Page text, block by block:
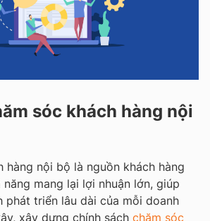
sóc khách hàng nội
hàng nội bộ là nguồn khách hàng
mang lại lợi nhuận lớn, giúp
phát triển lâu dài của mỗi doanh
xây dựng chính sách chăm sóc